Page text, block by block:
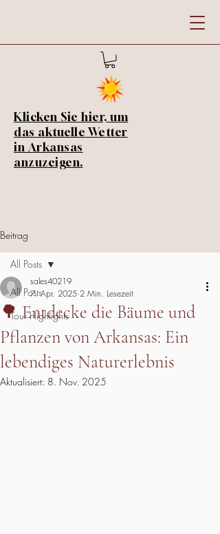
Klicken Sie hier, um
das aktuelle Wetter
in Arkansas
anzuzeigen.
Beitrag
All Posts
Tour Highlights
All Posts
🌳 Entdecke die Bäume und
Pflanzen von Arkansas: Ein
lebendiges Naturerlebnis
sales40219
7. Apr. 2025 2 Min. Lesezeit
Aktualisiert: 8. Nov. 2025